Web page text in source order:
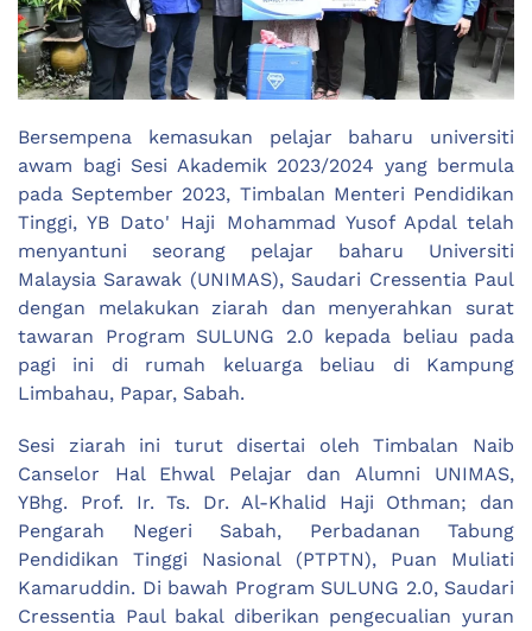
Bersempena kemasukan pelajar baharu universiti
awam bagi Sesi Akademik 2023/2024 yang bermula
pada September 2023, Timbalan Menteri Pendidikan
Tinggi, YB Dato' Haji Mohammad Yusof Apdal telah
menyantuni seorang pelajar baharu Universiti
Malaysia Sarawak (UNIMAS), Saudari Cressentia Paul
dengan melakukan ziarah dan menyerahkan surat
tawaran Program SULUNG 2.0 kepada beliau pada
pagi ini di rumah keluarga beliau di Kampung
Limbahau, Papar, Sabah.
Sesi ziarah ini turut disertai oleh Timbalan Naib
Canselor Hal Ehwal Pelajar dan Alumni UNIMAS,
YBhg. Prof. Ir. Ts. Dr. Al-Khalid Haji Othman; dan
Pengarah Negeri Sabah, Perbadanan Tabung
Pendidikan Tinggi Nasional (PTPTN), Puan Muliati
Kamaruddin. Di bawah Program SULUNG 2.0, Saudari
Cressentia Paul bakal diberikan pengecualian yuran